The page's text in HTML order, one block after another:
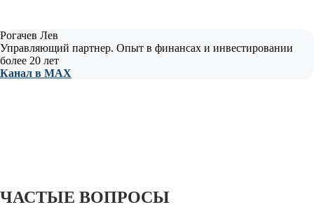
Рогачев Лев
Управляющий партнер. Опыт в финансах и инвестировании
более 20 лет
Канал в МАХ
ЧАСТЫЕ ВОПРОСЫ